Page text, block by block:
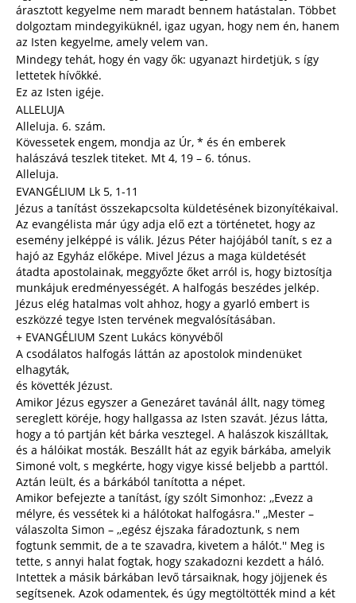
árasztott kegyelme nem maradt bennem hatástalan. Többet
dolgoztam mindegyiküknél, igaz ugyan, hogy nem én, hanem
az Isten kegyelme, amely velem van.
Mindegy tehát, hogy én vagy ők: ugyanazt hirdetjük, s így
lettetek hívőkké.
Ez az Isten igéje.
ALLELUJA
Alleluja. 6. szám.
Kövessetek engem, mondja az Úr, * és én emberek
halászává teszlek titeket. Mt 4, 19 – 6. tónus.
Alleluja.
EVANGÉLIUM Lk 5, 1-11
Jézus a tanítást összekapcsolta küldetésének bizonyítékaival.
Az evangélista már úgy adja elő ezt a történetet, hogy az
esemény jelképpé is válik. Jézus Péter hajójából tanít, s ez a
hajó az Egyház előképe. Mivel Jézus a maga küldetését
átadta apostolainak, meggyőzte őket arról is, hogy biztosítja
munkájuk eredményességét. A halfogás beszédes jelkép.
Jézus elég hatalmas volt ahhoz, hogy a gyarló embert is
eszközzé tegye Isten tervének megvalósításában.
+ EVANGÉLIUM Szent Lukács könyvéből
A csodálatos halfogás láttán az apostolok mindenüket
elhagyták,
és követték Jézust.
Amikor Jézus egyszer a Genezáret tavánál állt, nagy tömeg
sereglett köréje, hogy hallgassa az Isten szavát. Jézus látta,
hogy a tó partján két bárka vesztegel. A halászok kiszálltak,
és a hálóikat mosták. Beszállt hát az egyik bárkába, amelyik
Simoné volt, s megkérte, hogy vigye kissé beljebb a parttól.
Aztán leült, és a bárkából tanította a népet.
Amikor befejezte a tanítást, így szólt Simonhoz: ,,Evezz a
mélyre, és vessétek ki a hálótokat halfogásra.'' ,,Mester –
válaszolta Simon – ,,egész éjszaka fáradoztunk, s nem
fogtunk semmit, de a te szavadra, kivetem a hálót.'' Meg is
tette, s annyi halat fogtak, hogy szakadozni kezdett a háló.
Intettek a másik bárkában levő társaiknak, hogy jöjjenek és
segítsenek. Azok odamentek, és úgy megtöltötték mind a két